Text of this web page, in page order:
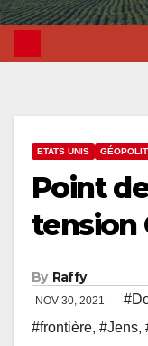
ETATS UNIS
Point
tension
By Raffy
NOV 30, 2021
#frontière, #Jens,